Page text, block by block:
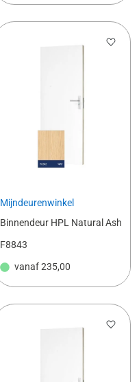
Mijndeurenwinkel
Binnendeur HPL Natural Ash
F8843
vanaf235,00